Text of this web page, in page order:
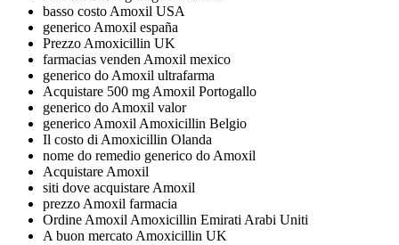
basso costo Amoxil USA
generico Amoxil españa
Prezzo Amoxicillin UK
farmacias venden Amoxil mexico
generico do Amoxil ultrafarma
Acquistare 500 mg Amoxil Portogallo
generico do Amoxil valor
generico Amoxil Amoxicillin Belgio
Il costo di Amoxicillin Olanda
nome do remedio generico do Amoxil
Acquistare Amoxil
siti dove acquistare Amoxil
prezzo Amoxil farmacia
Ordine Amoxil Amoxicillin Emirati Arabi Uniti
A buon mercato Amoxicillin UK